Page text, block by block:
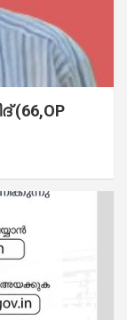
(66,OP